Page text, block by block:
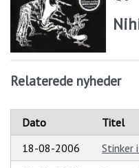
Relaterede nyheder
Dato
Titel
18-08-2006
Stinker